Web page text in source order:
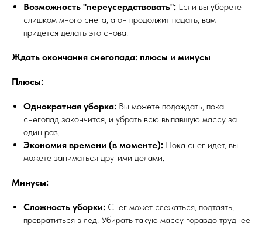
Возможность "переусердствовать": Если вы уберете
слишком много снега, а он продолжит падать, вам
придется делать это снова.
Ждать окончания снегопада: плюсы и минусы
Плюсы:
Однократная уборка: Вы можете подождать, пока
снегопад закончится, и убрать всю выпавшую массу за
один раз.
Экономия времени (в моменте): Пока снег идет, вы
можете заниматься другими делами.
Минусы:
Сложность уборки: Снег может слежаться, подтаять,
превратиться в лед. Убирать такую массу гораздо труднее